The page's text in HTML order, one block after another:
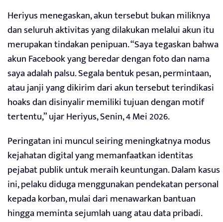
Heriyus menegaskan, akun tersebut bukan miliknya
dan seluruh aktivitas yang dilakukan melalui akun itu
merupakan tindakan penipuan. “Saya tegaskan bahwa
akun Facebook yang beredar dengan foto dan nama
saya adalah palsu. Segala bentuk pesan, permintaan,
atau janji yang dikirim dari akun tersebut terindikasi
hoaks dan disinyalir memiliki tujuan dengan motif
tertentu,” ujar Heriyus, Senin, 4 Mei 2026.
Peringatan ini muncul seiring meningkatnya modus
kejahatan digital yang memanfaatkan identitas
pejabat publik untuk meraih keuntungan. Dalam kasus
ini, pelaku diduga menggunakan pendekatan personal
kepada korban, mulai dari menawarkan bantuan
hingga meminta sejumlah uang atau data pribadi.